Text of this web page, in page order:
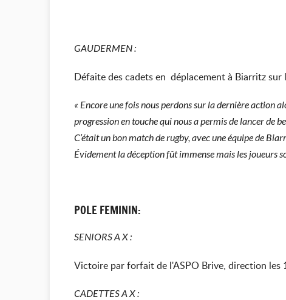
GAUDERMEN :
Défaite des cadets en déplacement à Biarritz sur
« Encore une fois nous perdons sur la dernière action
progression en touche qui nous a permis de lancer de
C’était un bon match de rugby, avec une équipe de
Évidement la déception fût immense mais les joueurs
POLE FEMININ:
SENIORS A X :
Victoire par forfait de l'ASPO Brive, direction les
CADETTES A X :